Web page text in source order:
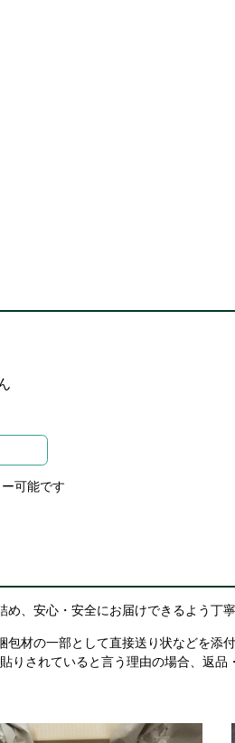
可能です
、安心・安全にお届けできるよう丁
材の一部として直接送り状などを添
されていると言う理由の場合、返品